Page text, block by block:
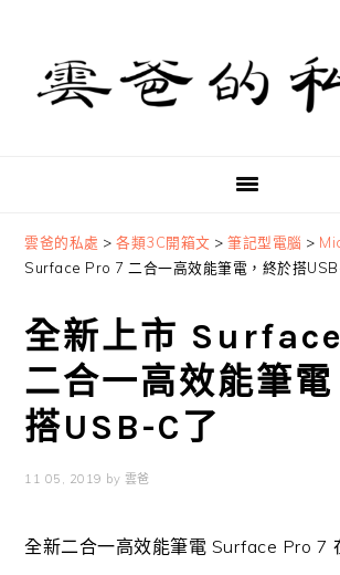
primary
navigation
content
primary
sidebar
雲爸的私處 >各類3C開箱文 >筆記型電腦 >
Surface Pro 7 二合一高效能筆電，終於搭
全新上市
二合一高效能筆
搭USB-C了
11 05, 2019 by 雲爸
全新二合一高效能筆電 Surface Pro 7